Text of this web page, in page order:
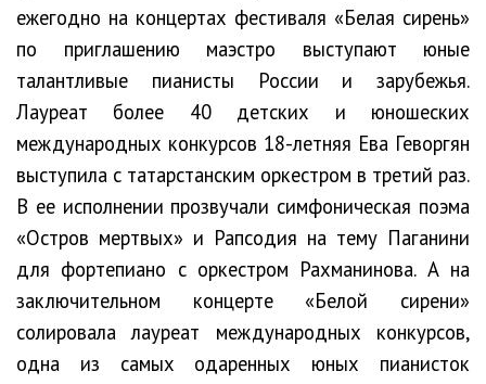
ежегодно на концертах фестиваля «Белая сирень»
по приглашению маэстро выступают юные
талантливые пианисты России и зарубежья.
Лауреат более 40 детских и юношеских
международных конкурсов 18-летняя Ева Геворгян
выступила с татарстанским оркестром в третий раз.
В ее исполнении прозвучали симфоническая поэма
«Остров мертвых» и Рапсодия на тему Паганини
для фортепиано с оркестром Рахманинова. А на
заключительном концерте «Белой сирени»
солировала лауреат международных конкурсов,
одна из самых одаренных юных пианисток